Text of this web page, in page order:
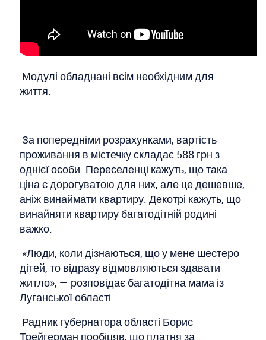
Модулі обладнані всім необхідним для
життя.
За попередніми розрахунками, вартість
проживання в містечку складає 588 грн з
однієї особи. Переселенці кажуть, що така
ціна є дорогуватою для них, але це дешевше,
аніж винаймати квартиру. Декотрі кажуть, що
винайняти квартиру багатодітній родині
важко.
«Люди, коли дізнаються, що у мене шестеро
дітей, то відразу відмовляються здавати
житло», — розповідає багатодітна мама із
Луганської області.
Радник губернатора області Борис
Трейгерман пообіцяв, що платня за